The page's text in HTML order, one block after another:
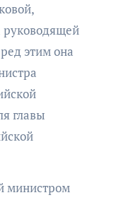
этим она
главы
министром